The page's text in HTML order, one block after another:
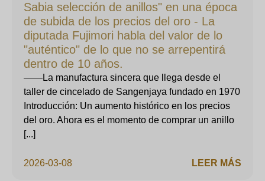
Sabia selección de anillos" en una época
de subida de los precios del oro - La
diputada Fujimori habla del valor de lo
"auténtico" de lo que no se arrepentirá
dentro de 10 años.
2026-03-08
——La manufactura sincera que llega desde el
taller de cincelado de Sangenjaya fundado en 1970
Introducción: Un aumento histórico en los precios
del oro. Ahora es el momento de comprar un anillo
[...]
LEER MÁS